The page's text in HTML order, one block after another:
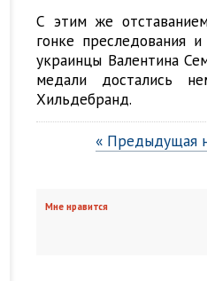
С этим же
гонке преследования
украинцы Валентина
медали достались
Хильдебранд.
« Предыдущая
Мне нравится